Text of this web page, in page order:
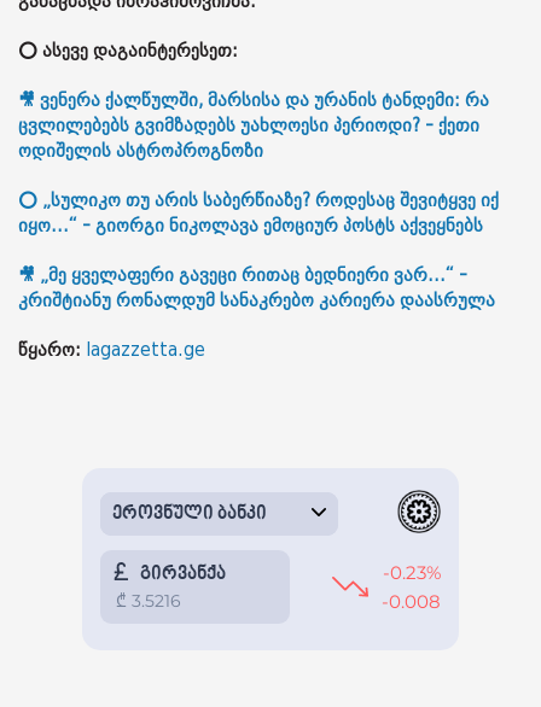
⭕ ასევე დაგაინტერესეთ:
🎥 ვენერა ქალწულში, მარსისა და ურანის ტანდემი: რა
ცვლილებებს გვიმზადებს უახლოესი პერიოდი? - ქეთი
ოდიშელის ასტროპროგნოზი
⭕ „სულიკო თუ არის საბერწიაზე? როდესაც შევიტყვე იქ
იყო...“ - გიორგი ნიკოლავა ემოციურ პოსტს აქვეყნებს
🎥 „მე ყველაფერი გავეცი რითაც ბედნიერი ვარ...“ -
კრიშტიანუ რონალდუმ სანაკრებო კარიერა დაასრულა
წყარო: lagazzetta.ge